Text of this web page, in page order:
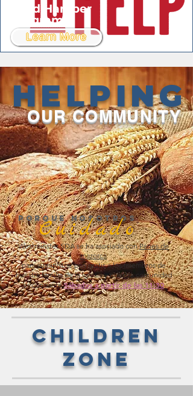
Food Hamper
Program
Learn More
HELPING
OUR COMMUNITY
Porque nosotros
Cuidado
Westminster SDA se ha asociado conPanes de
mazorca
para suministrar pan gratis a los miembros de
nuestra familia de la iglesia y nuestra comunidad
circundante.Sábados a partir de las 11:30
Children
Zone